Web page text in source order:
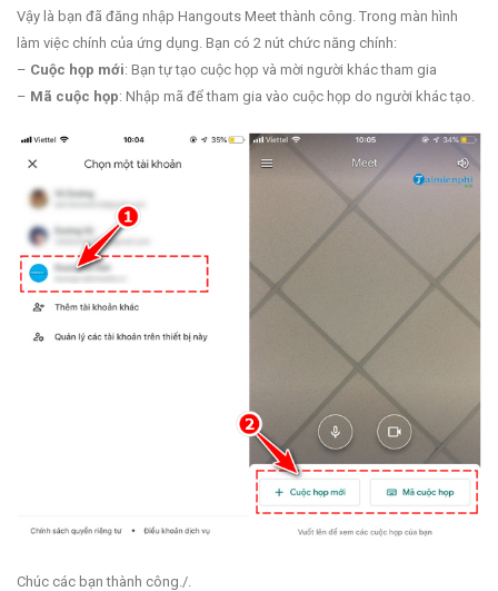
Vậy là bạn đã đăng nhập Hangouts Meet thành công. Trong màn hình
làm việc chính của ứng dụng. Bạn có 2 nút chức năng chính:
– Cuộc họp mới: Bạn tự tạo cuộc họp và mời người khác tham gia
– Mã cuộc họp: Nhập mã để tham gia vào cuộc họp do người khác tạo.
Chúc các bạn thành công./.